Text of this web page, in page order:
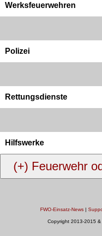
Werksfeuerwehren
Polizei
Rettungsdienste
Hilfswerke
FWO-Einsatz-News|
Copyright 2013-2015